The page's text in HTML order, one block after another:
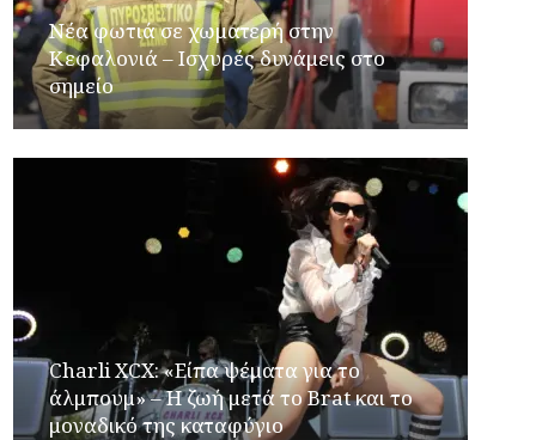
Νέα φωτιά σε χωματερή στην
Κεφαλονιά – Ισχυρές δυνάμεις στο
σημείο
Charli XCX: «Είπα ψέματα για το
άλμπουμ» – Η ζωή μετά το Brat και το
μοναδικό της καταφύγιο